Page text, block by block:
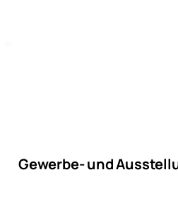
Gewerbe- und